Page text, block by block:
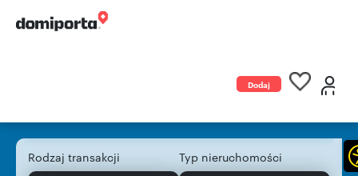
Dodaj
Rodzaj transakcji Typ nieruchomości